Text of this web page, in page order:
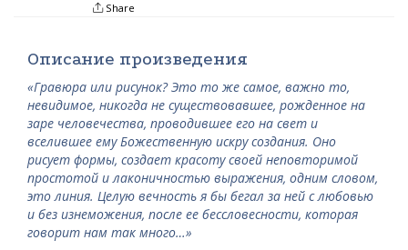
Share
Описание произведения
«Гравюра или рисунок? Это то же самое, важно то,
невидимое, никогда не существовавшее, рожденное на
заре человечества, проводившее его на свет и
вселившее ему Божественную искру создания. Оно
рисует формы, создает красоту своей неповторимой
простотой и лаконичностью выражения, одним словом,
это линия. Целую вечность я бы бегал за ней с любовью
и без изнеможения, после ее бессловесности, которая
говорит нам так много…»